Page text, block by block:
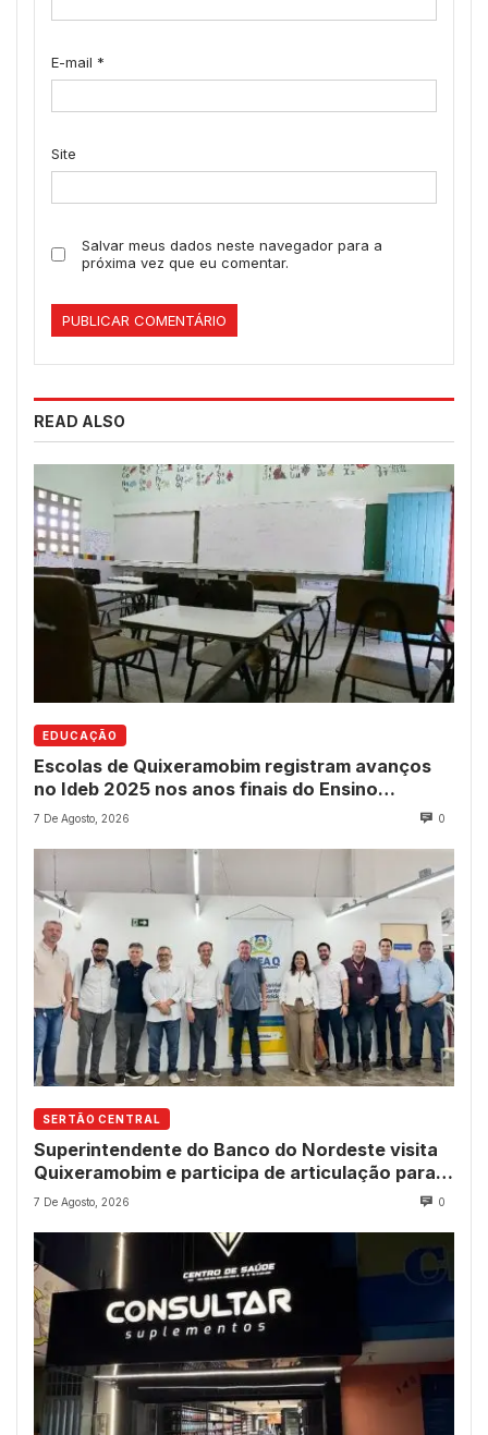
E-mail *
Site
Salvar meus dados neste navegador para a
próxima vez que eu comentar.
READ ALSO
EDUCAÇÃO
Escolas de Quixeramobim registram avanços
no Ideb 2025 nos anos finais do Ensino
Fundamental
7 De Agosto, 2026 0
SERTÃO CENTRAL
Superintendente do Banco do Nordeste visita
Quixeramobim e participa de articulação para
avanço do futuro shopping
7 De Agosto, 2026 0